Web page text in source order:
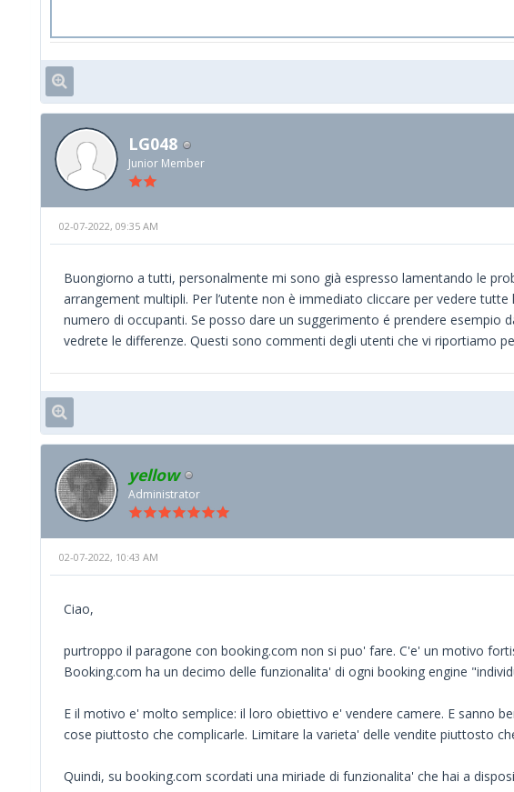
LG048
Junior Member
02-07-2022, 09:35 AM
Buongiorno a tutti, personalmente mi sono già espresso lamentando le
arrangement multipli. Per l’utente non è immediato cliccare per vedere
numero di occupanti. Se posso dare un suggerimento é prendere
vedrete le differenze. Questi sono commenti degli utenti che vi riportiamo
yellow
Administrator
02-07-2022, 10:43 AM
Ciao,
purtroppo il paragone con booking.com non si puo' fare. C'e' un motivo
Booking.com ha un decimo delle funzionalita' di ogni booking engine
E il motivo e' molto semplice: il loro obiettivo e' vendere camere. E sanno
cose piuttosto che complicarle. Limitare la varieta' delle vendite piuttosto
Quindi, su booking.com scordati una miriade di funzionalita' che hai a